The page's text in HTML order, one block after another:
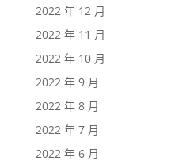
2022 年 12 月
2022 年 11 月
2022 年 10 月
2022 年 9 月
2022 年 8 月
2022 年 7 月
2022 年 6 月